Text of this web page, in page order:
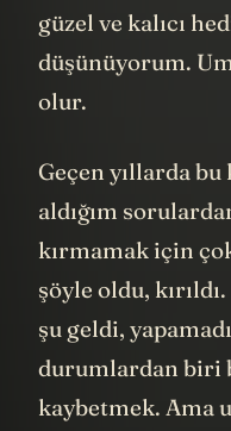
güzel ve kalıcı
düşünüyorum.
olur.
Geçen yıllarda
aldığım
kırmamak için
şöyle oldu,
şu geldi,
durumlardan biri
kaybetmek. Ama